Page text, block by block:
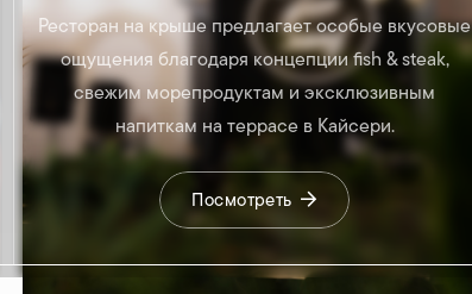
Ресторан на крыше предлагает особые вкусовые
ощущения благодаря концепции fish & steak,
свежим морепродуктам и эксклюзивным
напиткам на террасе в Кайсери.
Посмотреть